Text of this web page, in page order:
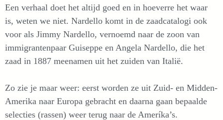
Een verhaal doet het altijd goed en in hoeverre het waar
is, weten we niet. Nardello komt in de zaadcatalogi ook
voor als Jimmy Nardello, vernoemd naar de zoon van
immigrantenpaar Guiseppe en Angela Nardello, die het
zaad in 1887 meenamen uit het zuiden van Italië.
Zo zie je maar weer: eerst worden ze uit Zuid- en Midden-
Amerika naar Europa gebracht en daarna gaan bepaalde
selecties (rassen) weer terug naar de Ameríka’s.